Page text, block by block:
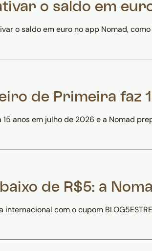
o saldo em
o saldo em euro no app Nomad,
de Primeira faz
15 anos em julho de 2026 e a Nomad
de R$5: a
internacional com o cupom